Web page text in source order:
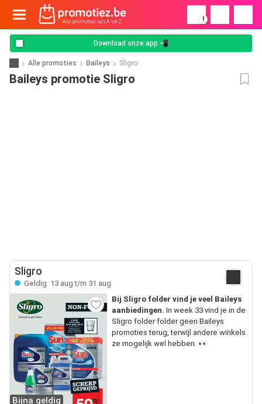
!
Download onze app 📲
Alle promoties Baileys Sligro
Baileys promotie Sligro
Sligro
Geldig: 13 aug t/m 31 aug
Bijna geldig
Bij Sligro folder vind je veel Baileys
aanbiedingen. In week 33 vind je in de
Sligro folder folder geen Baileys
promoties terug, terwijl andere winkels
ze mogelijk wel hebben. 👀